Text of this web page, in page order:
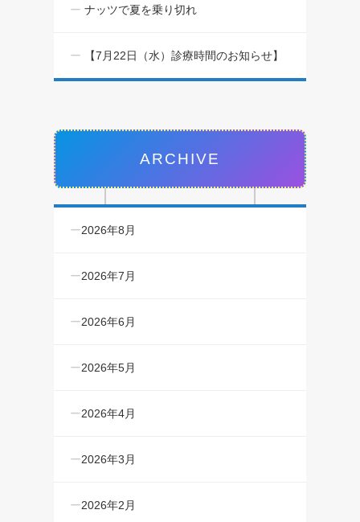
ナッツで夏を乗り切れ
【7月22日（水）診療時間のお知らせ】
ARCHIVE
2026年8月
2026年7月
2026年6月
2026年5月
2026年4月
2026年3月
2026年2月